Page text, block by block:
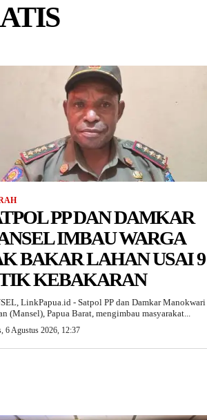
PP DAN DAMKAR
IMBAU WARGA
BAKAR LAHAN USAI 9
KEBAKARAN
LinkPapua.id - Satpol PP dan Damkar Manokwari
(Mansel), Papua Barat, mengimbau masyarakat...
6 Agustus 2026, 12:37